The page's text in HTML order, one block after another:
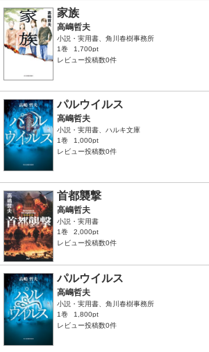
家族
高嶋哲夫
小説・実用書、角川春樹事務所
1巻
1,700pt
レビュー投稿数0件
パルウイルス
高嶋哲夫
小説・実用書、ハルキ文庫
1巻
1,000pt
レビュー投稿数0件
首都襲撃
高嶋哲夫
小説・実用書
1巻
2,000pt
レビュー投稿数0件
パルウイルス
高嶋哲夫
小説・実用書、角川春樹事務所
1巻
1,800pt
レビュー投稿数0件